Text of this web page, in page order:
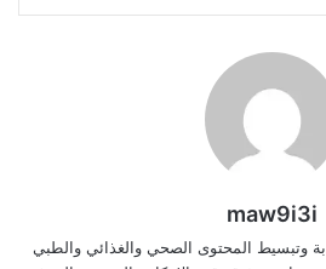
maw9i3i
وتبسيط المحتوى الصحي والغذائي والطبي